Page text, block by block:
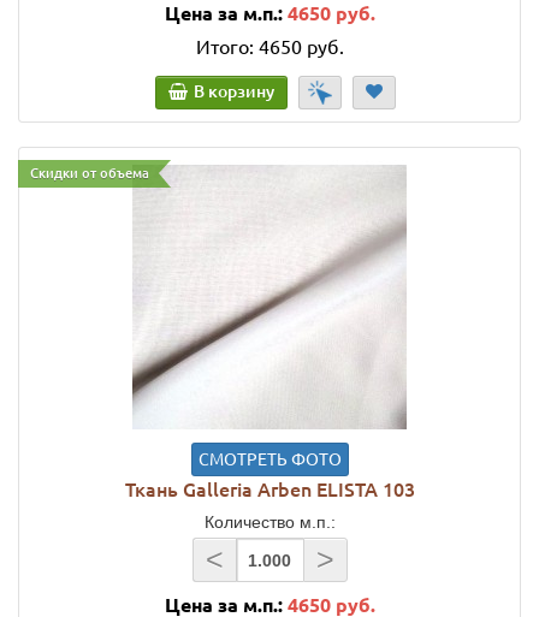
Цена за м.п.: 4650 руб.
Итого: 4650 руб.
В корзину
Скидки от объема
СМОТРЕТЬ ФОТО
Ткань Galleria Arben ELISTA 103
Количество м.п.:
< >
Цена за м.п.: 4650 руб.